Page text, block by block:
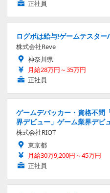
正社員
ログボは給与!ゲームテスタ
株式会社Reve
神奈川県
月給28万円～35万円
正社員
ゲームデバッカー・資格不問
界デビュー」ゲーム業界デビ
株式会社RIOT
東京都
月給30万9,200円～45万円
正社員